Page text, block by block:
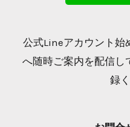
公式Lineアカウント
へ随時ご案内を配信し
録